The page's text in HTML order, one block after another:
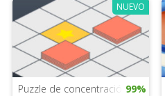
NUEVO
Puzzle de concentración y lógica
99%